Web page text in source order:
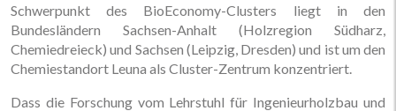
Schwerpunkt des BioEconomy-Clusters liegt in den
Bundesländern Sachsen-Anhalt (Holzregion Südharz,
Chemiedreieck) und Sachsen (Leipzig, Dresden) und ist um den
Chemiestandort Leuna als Cluster-Zentrum konzentriert.
Dass die Forschung vom Lehrstuhl für Ingenieurholzbau und